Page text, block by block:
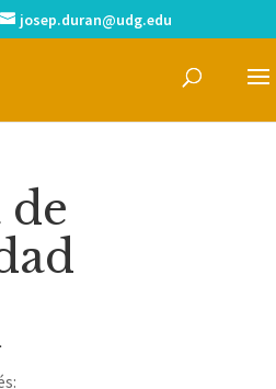
josep.duran@udg.edu